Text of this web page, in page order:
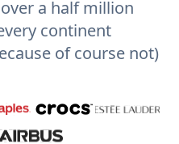
a half million
continent
of course not)